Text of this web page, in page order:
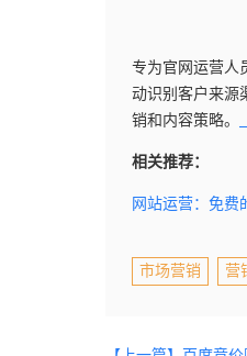
专为官网运营人
动识别客户来源
销和内容策略。
相关推荐：
网站运营：免费
市场营销 营